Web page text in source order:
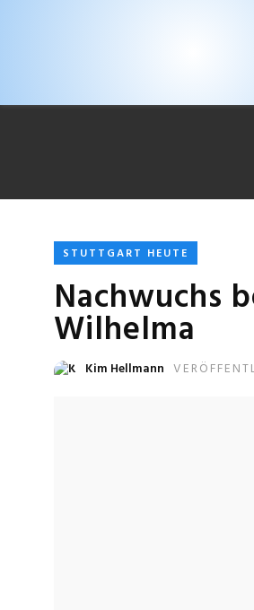
STUTTGART HEUTE
Nachwuchs
Wilhelma
Kim Hellmann